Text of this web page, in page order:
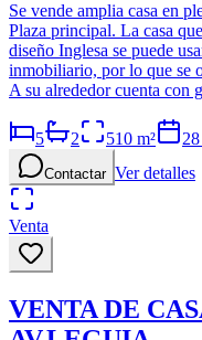
Se vende amplia casa en
Plaza principal. La casa
diseño Inglesa se puede
inmobiliario, por lo que se
A su alrededor cuenta con
5 2 510 m² 28
Contactar Ver detalles
Venta
VENTA DE